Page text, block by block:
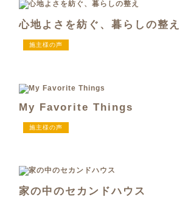
心地よさを紡ぐ、暮らしの整え
施主様の声
My Favorite Things
施主様の声
家の中のセカンドハウス